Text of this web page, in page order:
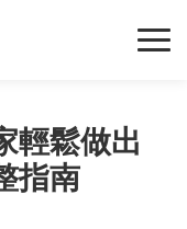
輕鬆做出
指南